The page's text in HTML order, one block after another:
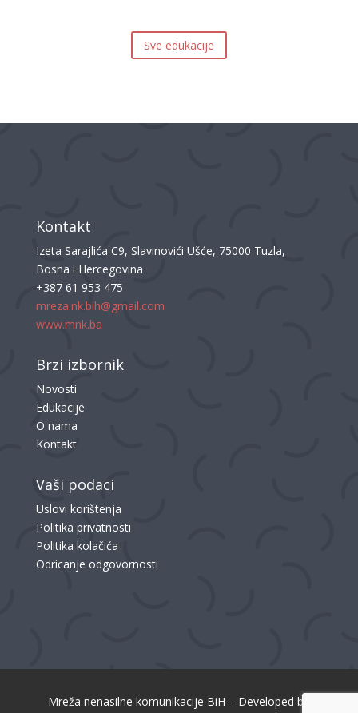
Sve edukacije
Kontakt
Izeta Sarajlića C9, Slavinovići Ušće, 75000 Tuzla,
Bosna i Hercegovina
+387 61 953 475
mreza.nk.bih@gmail.com
www.mnk.ba
Brzi izbornik
Novosti
Edukacije
O nama
Kontakt
Vaši podaci
Uslovi korištenja
Politika privatnosti
Politika kolačića
Odricanje odgovornosti
Mreža nenasilne komunikacije BiH – Developed by